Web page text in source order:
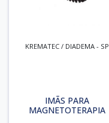
KREMATEC / DIADEMA - SP
IMÃS PARA
MAGNETOTERAPIA